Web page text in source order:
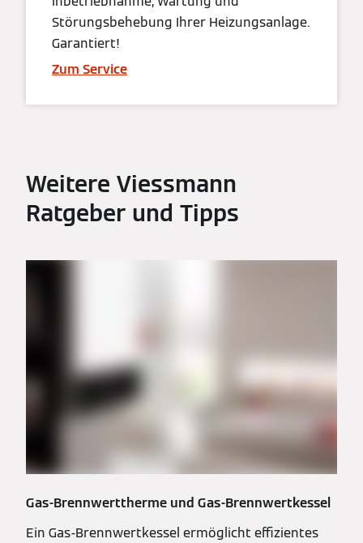
Störungsbehebung Ihrer Heizungsanlage.
Garantiert!
Zum Service
Weitere Viessmann
Ratgeber und Tipps
Gas-Brennwerttherme und Gas-Brennwertkessel
Ein Gas-Brennwertkessel ermöglicht effizientes